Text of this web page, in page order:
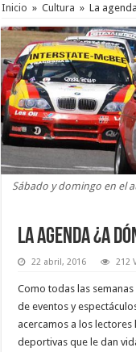
Inicio » Cultura » La
Sábado y domingo en el
La agenda ¿A
22 abril, 2016 212
Como todas las
de eventos y
acercamos a los
deportivas que le dan